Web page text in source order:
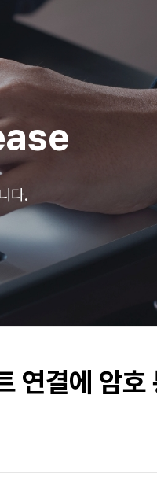
다.
결에 암호